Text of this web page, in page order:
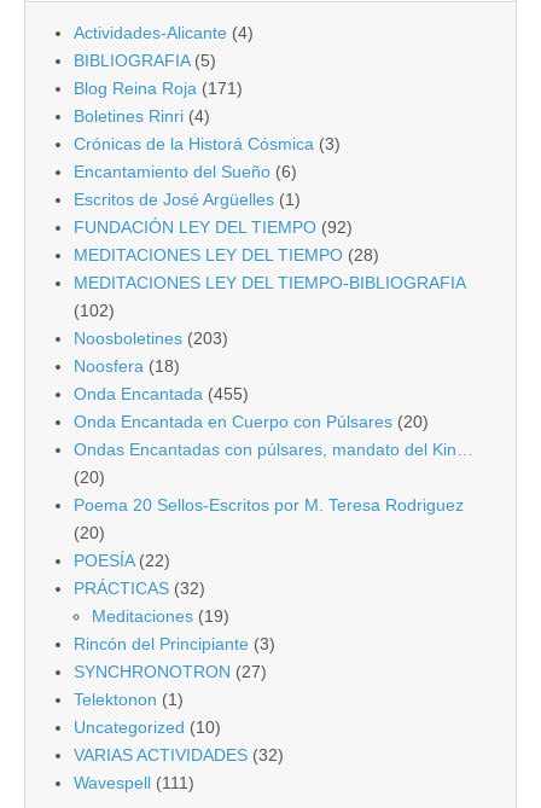
Actividades-Alicante (4)
BIBLIOGRAFIA(5)
Blog Reina Roja (171)
Boletines Rinri (4)
Crónicas de la Historá Cósmica (3)
Encantamiento del Sueño (6)
Escritos de José Argüelles (1)
FUNDACIÓN LEY DEL TIEMPO (92)
MEDITACIONES LEY DEL TIEMPO (28)
MEDITACIONES LEY DEL TIEMPO-BIBLIOGRAFIA
(102)
Noosboletines (203)
Noosfera (18)
Onda Encantada (455)
Onda Encantada en Cuerpo con Púlsares (20)
Ondas Encantadas con púlsares, mandato del Kin…
(20)
Poema 20 Sellos-Escritos por M. Teresa Rodriguez
(20)
POESÍA(22)
PRÁCTICAS (32)
Meditaciones (19)
Rincón del Principiante (3)
SYNCHRONOTRON (27)
Telektonon (1)
Uncategorized (10)
VARIAS ACTIVIDADES (32)
Wavespell (111)